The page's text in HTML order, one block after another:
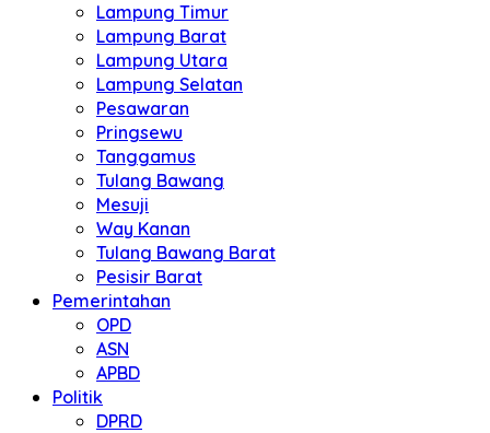
Lampung Timur
Lampung Barat
Lampung Utara
Lampung Selatan
Pesawaran
Pringsewu
Tanggamus
Tulang Bawang
Mesuji
Way Kanan
Tulang Bawang Barat
Pesisir Barat
Pemerintahan
OPD
ASN
APBD
Politik
DPRD